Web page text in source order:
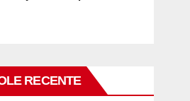
RECENTE